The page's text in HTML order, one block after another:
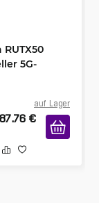
5G-
auf Lager
€